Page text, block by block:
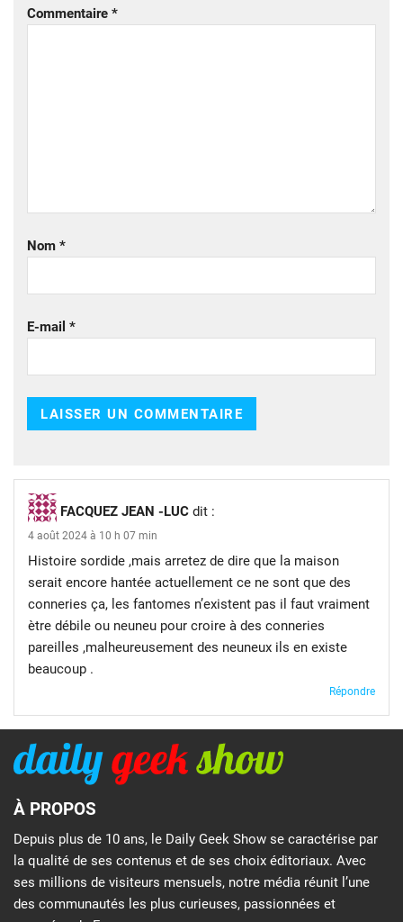
Commentaire *
Nom *
E-mail *
FACQUEZ JEAN -LUC dit :
4 août 2024 à 10 h 07 min
Histoire sordide ,mais arretez de dire que la maison
serait encore hantée actuellement ce ne sont que des
conneries ça, les fantomes n’existent pas il faut vraiment
ètre débile ou neuneu pour croire à des conneries
pareilles ,malheureusement des neuneux ils en existe
beaucoup .
Répondre
À PROPOS
Depuis plus de 10 ans, le Daily Geek Show se caractérise par
la qualité de ses contenus et de ses choix éditoriaux. Avec
ses millions de visiteurs mensuels, notre média réunit l’une
des communautés les plus curieuses, passionnées et